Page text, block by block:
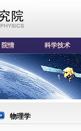
院情 科学技术
物理学